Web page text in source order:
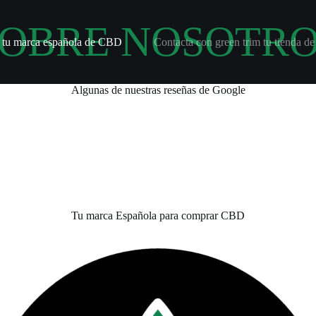
marca española de CBD Contacta con green trim tu tienda
Algunas de nuestras reseñas de Google
Tu marca Española para comprar CBD